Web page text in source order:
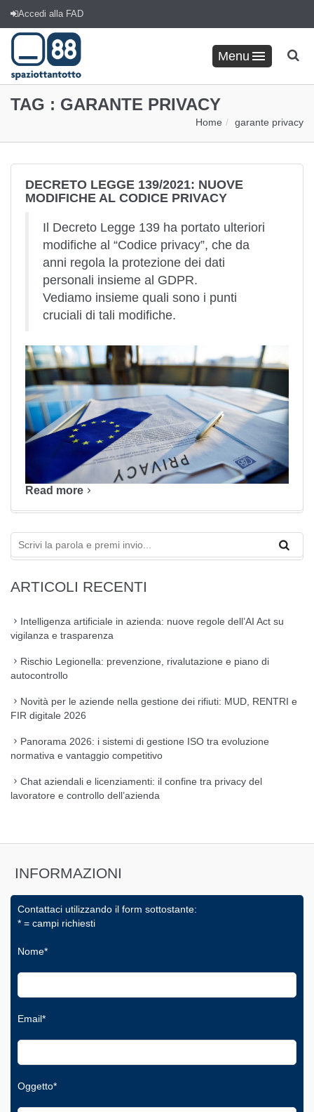
Accedi alla FAD
Menu
TAG : GARANTE PRIVACY
Home garante privacy
DECRETO LEGGE 139/2021: NUOVE
MODIFICHE AL CODICE PRIVACY
Il Decreto Legge 139 ha portato ulteriori
modifiche al “Codice privacy”, che da
anni regola la protezione dei dati
personali insieme al GDPR.
Vediamo insieme quali sono i punti
cruciali di tali modifiche.
Read more
ARTICOLI RECENTI
Intelligenza artificiale in azienda: nuove regole dell’AI Act su
vigilanza e trasparenza
Rischio Legionella: prevenzione, rivalutazione e piano di
autocontrollo
Novità per le aziende nella gestione dei rifiuti: MUD, RENTRI e
FIR digitale 2026
Panorama 2026: i sistemi di gestione ISO tra evoluzione
normativa e vantaggio competitivo
Chat aziendali e licenziamenti: il confine tra privacy del
lavoratore e controllo dell’azienda
INFORMAZIONI
Contattaci utilizzando il form sottostante:
* = campi richiesti
Nome*
Email*
Oggetto*